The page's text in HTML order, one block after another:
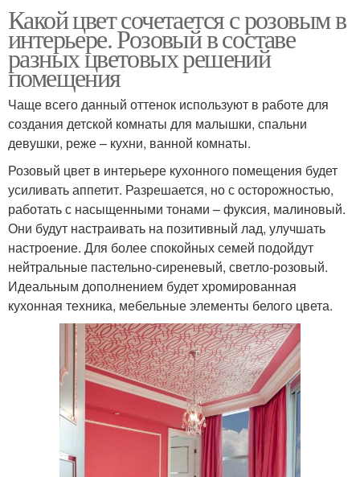
Какой цвет сочетается с розовым в
интерьере. Розовый в составе
разных цветовых решений
помещения
Чаще всего данный оттенок используют в работе для
создания детской комнаты для малышки, спальни
девушки, реже – кухни, ванной комнаты.
Розовый цвет в интерьере кухонного помещения будет
усиливать аппетит. Разрешается, но с осторожностью,
работать с насыщенными тонами – фуксия, малиновый.
Они будут настраивать на позитивный лад, улучшать
настроение. Для более спокойных семей подойдут
нейтральные пастельно-сиреневый, светло-розовый.
Идеальным дополнением будет хромированная
кухонная техника, мебельные элементы белого цвета.